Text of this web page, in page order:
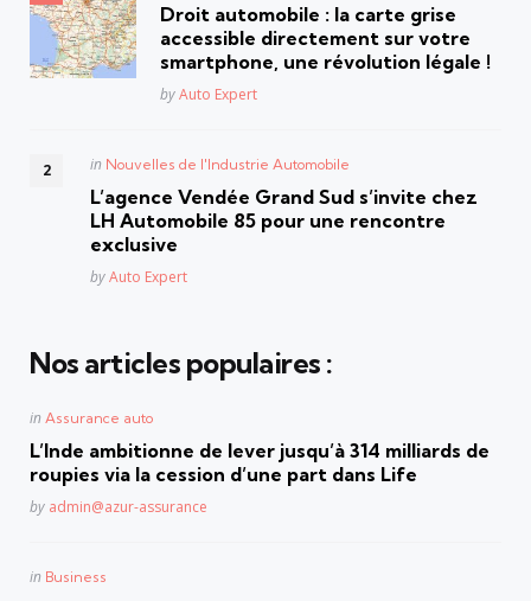
Droit automobile : la carte grise
accessible directement sur votre
smartphone, une révolution légale !
Posted
byAuto Expert
Posted
in Nouvelles de l'Industrie Automobile
L’agence Vendée Grand Sud s’invite chez
LH Automobile 85 pour une rencontre
exclusive
Posted
byAuto Expert
Nos articles populaires :
Posted
in Assurance auto
L’Inde ambitionne de lever jusqu’à 314 milliards de
roupies via la cession d’une part dans Life
Posted
by admin@azur-assurance
Posted
in Business